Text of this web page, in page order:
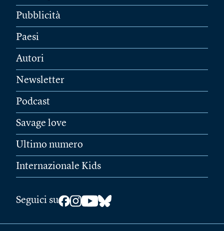
Pubblicità
Paesi
Autori
Newsletter
Podcast
Savage love
Ultimo numero
Internazionale Kids
Seguici su